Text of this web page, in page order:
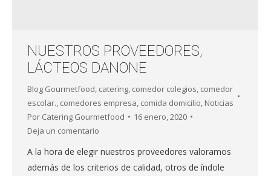
NUESTROS PROVEEDORES,
LÁCTEOS DANONE
Blog Gourmetfood, catering, comedor colegios, comedor
escolar., comedores empresa, comida domicilio, Noticias
Por Catering Gourmetfood
16 enero, 2020
Deja un comentario
A la hora de elegir nuestros proveedores valoramos
además de los criterios de calidad, otros de índole